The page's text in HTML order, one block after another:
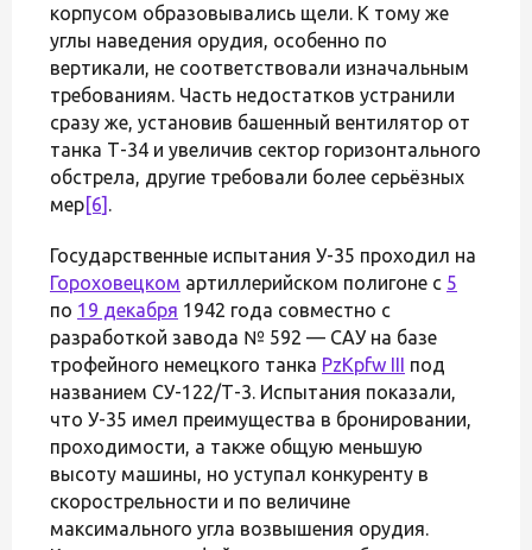
корпусом образовывались щели. К тому же
углы наведения орудия, особенно по
вертикали, не соответствовали изначальным
требованиям. Часть недостатков устранили
сразу же, установив башенный вентилятор от
танка Т-34 и увеличив сектор горизонтального
обстрела, другие требовали более серьёзных
мер[6] .
Государственные испытания У-35 проходил на
Гороховецком артиллерийском полигоне с 5
по 19 декабря 1942 года совместно с
разработкой завода № 592 — САУ на базе
трофейного немецкого танка PzKpfw III под
названием СУ-122/Т-3. Испытания показали,
что У-35 имел преимущества в бронировании,
проходимости, а также общую меньшую
высоту машины, но уступал конкуренту в
скорострельности и по величине
максимального угла возвышения орудия.